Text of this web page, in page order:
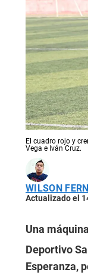
El cuadro rojo y
Vega e Iván Cruz.
WILSON
Actualizado el
Una
Deportivo
Esperanza,